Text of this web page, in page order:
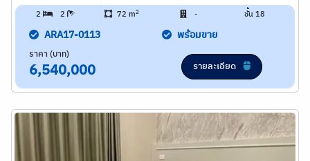
2 2 72 m2 - ชั้น 18
ARA17-0113 พร้อมขาย
ราคา (บาท)
6,540,000 รายละเอียด